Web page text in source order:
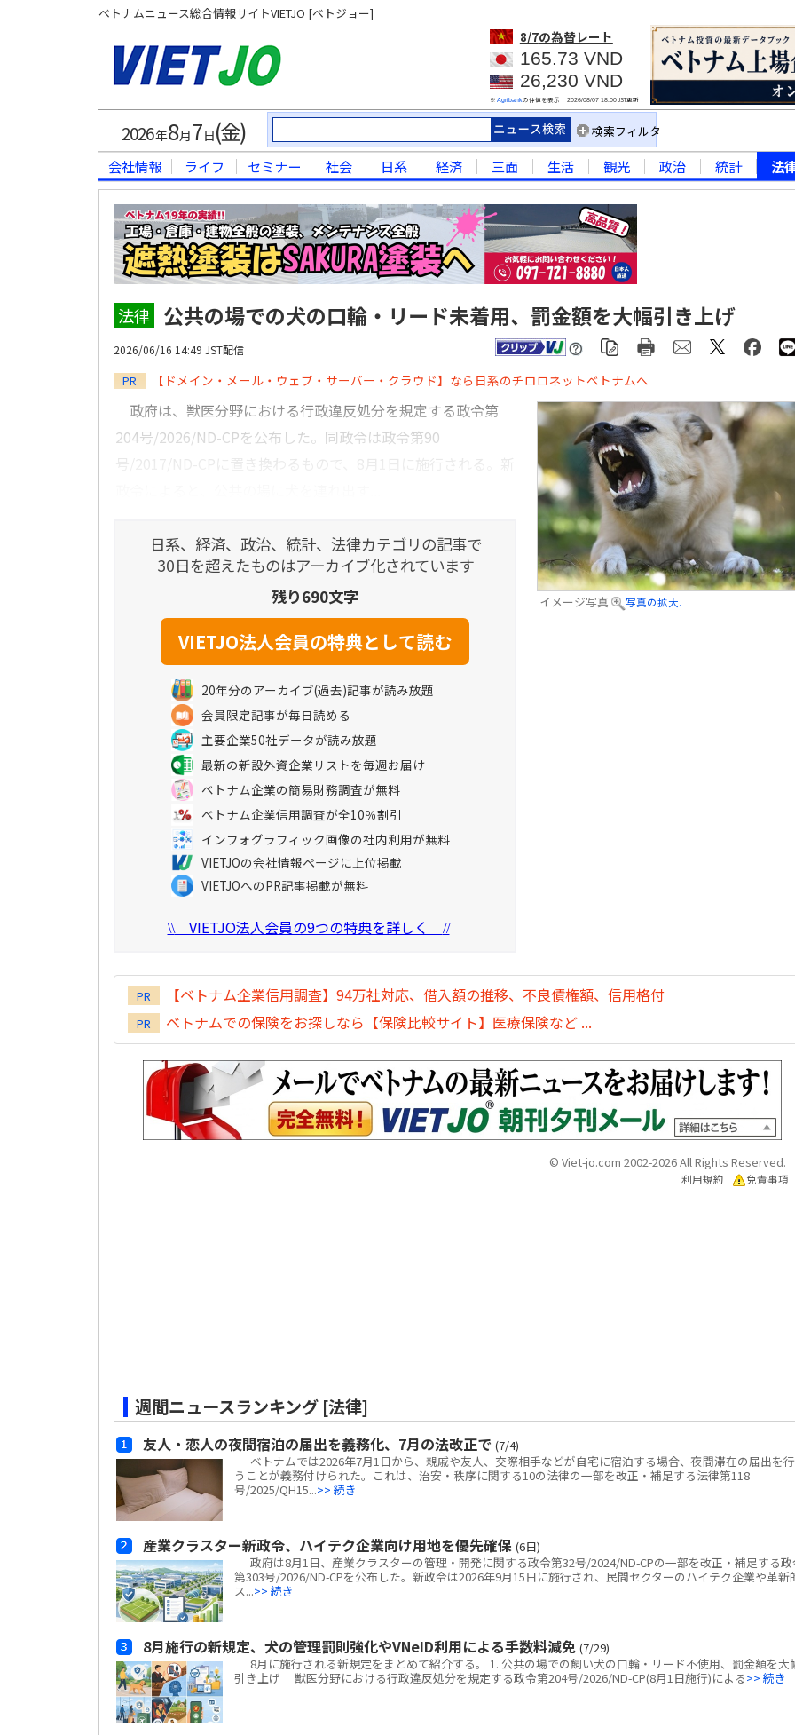
ベトナムニュース総合情報サイトVIETJO [ベトジョー]
8/7の為替レート
165.73 VND
26,230 VND
※ Agribankの仲値を表示 2026/08/07 18:00JST更新
2026年8月7 日(金) 検索フィルタ
会社情報 ライフ セミナー 社会 日系 経済 三面 生活 観光 政治 統計 法
法律 公共の場での犬の口輪・リード未着用、罰金額を大幅引き上げ
2026/06/16 14:49 JST配信
PR 【ドメイン・メール・ウェブ・サーバー・クラウド】なら日系のチロロネットベトナムへ
イメージ写真 写真の拡大.
政府は、獣医分野における行政違反処分を規定する政令第
204号/2026/ND-CPを公布した。同政令は政令第90
日系、経済、政治、統計、法律カテゴリの記事で
30日を超えたものはアーカイブ化されています
残り690文字
20年分のアーカイブ(過去)記事が読み放題
会員限定記事が毎日読める
主要企業50社データが読み放題
最新の新設外資企業リストを毎週お届け
ベトナム企業の簡易財務調査が無料
ベトナム企業信用調査が全10％割引
インフォグラフィック画像の社内利用が無料
VIETJOの会社情報ページに上位掲載
VIETJOへのPR記事掲載が無料
\\VIETJO法人会員の9つの特典を詳しく //
PR 【ベトナム企業信用調査】94万社対応、借入額の推移、不良債権額、信用格付
PR ベトナムでの保険をお探しなら【保険比較サイト】医療保険など ...
© Viet-jo.com 2002-2026 All Rights Reserved.
利用規約 免責事項
週間ニュースランキング [法律]
友人・恋人の夜間宿泊の届出を義務化、7月の法改正で (7/4)
ベトナムでは2026年7月1日から、親戚や友人、交際相手などが自宅に宿泊する場合、夜間滞在の届出を行
うことが義務付けられた。これは、治安・秩序に関する10の法律の一部を改正・補足する法律第118
号/2025/QH15...>> 続き
産業クラスター新政令、ハイテク企業向け用地を優先確保 (6日)
政府は8月1日、産業クラスターの管理・開発に関する政令第32号/2024/ND-CPの一部を改正・補足する
第303号/2026/ND-CPを公布した。新政令は2026年9月15日に施行され、民間セクターのハイテク企業や革新
ス...>> 続き
8月施行の新規定、犬の管理罰則強化やVNeID利用による手数料減免 (7/29)
8月に施行される新規定をまとめて紹介する。 1. 公共の場での飼い犬の口輪・リード不使用、罰金額を大
引き上げ 獣医分野における行政違反処分を規定する政令第204号/2026/ND-CP(8月1日施行)による>> 続き